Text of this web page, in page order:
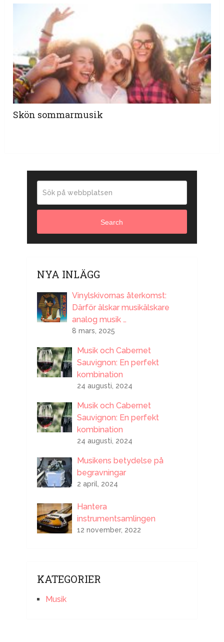
Skön sommarmusik
Search
NYA INLÄGG
Vinylskivornas återkomst:
Därför älskar musikälskare
analog musik …
8 mars, 2025
Musik och Cabernet
Sauvignon: En perfekt
kombination
24 augusti, 2024
Musik och Cabernet
Sauvignon: En perfekt
kombination
24 augusti, 2024
Musikens betydelse på
begravningar
2 april, 2024
Hantera
instrumentsamlingen
12 november, 2022
KATEGORIER
Musik